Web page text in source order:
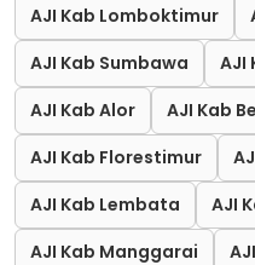
AJI Kab Lomboktimur
AJI Kab Sumbawa
AJI
AJI Kab Alor
AJI Kab
AJI Kab Florestimur
AJI Kab Lembata
AJI
AJI Kab Manggarai